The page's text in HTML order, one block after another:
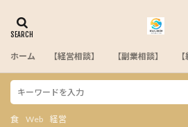
ホーム 【経営相談】 【副業相談】
食 Web 経営
タグ
HP いちごフェア イベント
創業